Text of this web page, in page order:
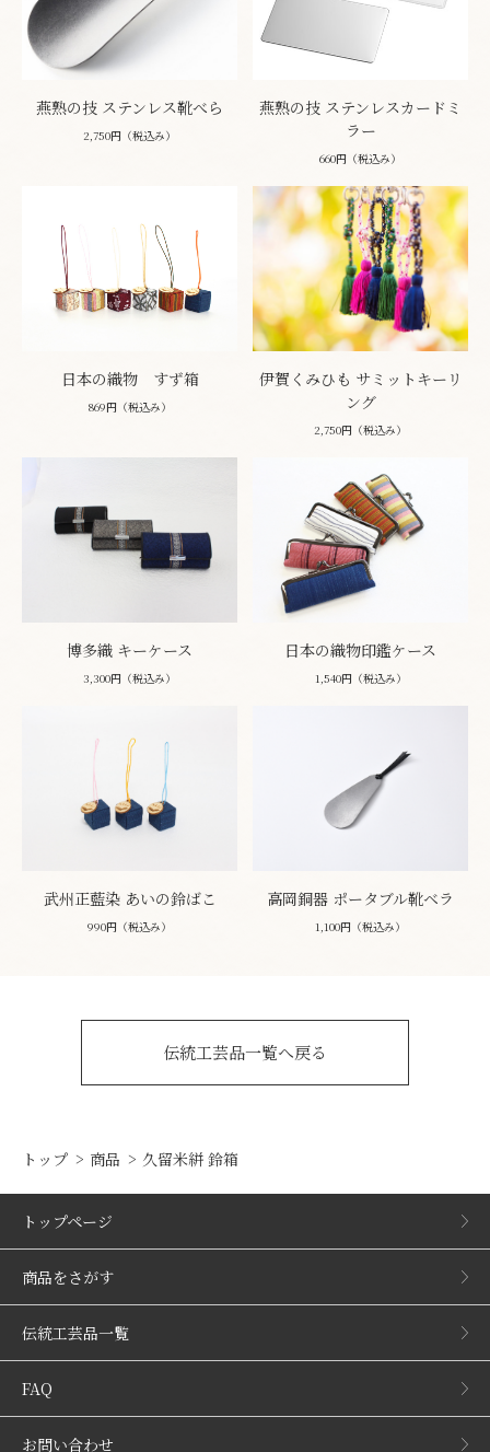
燕熟の技 ステンレス靴べら
2,750円（税込み）
燕熟の技 ステンレスカードミ
ラー
660円（税込み）
日本の織物 すず箱
869円（税込み）
伊賀くみひも サミットキーリ
ング
2,750円（税込み）
博多織 キーケース
3,300円（税込み）
日本の織物印鑑ケース
1,540円（税込み）
武州正藍染 あいの鈴ばこ
990円（税込み）
高岡銅器 ポータブル靴ベラ
1,100円（税込み）
伝統工芸品一覧へ戻る
トップ 商品 久留米絣 鈴箱
トップページ
商品をさがす
伝統工芸品一覧
FAQ
お問い合わせ